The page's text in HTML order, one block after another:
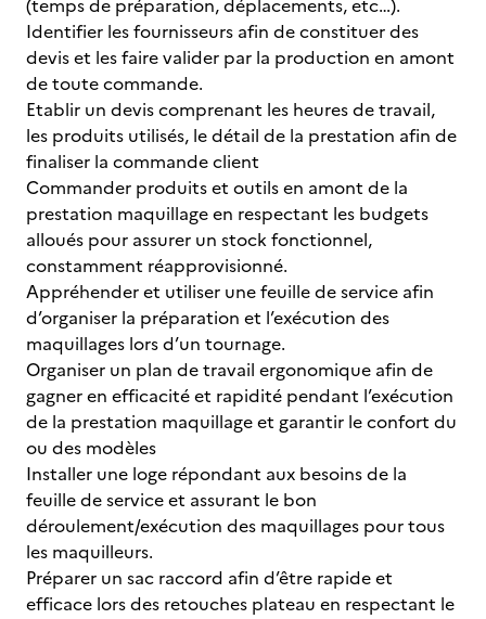
(temps de préparation, déplacements, etc…).
Identifier les fournisseurs afin de constituer des
devis et les faire valider par la production en amont
de toute commande.
Etablir un devis comprenant les heures de travail,
les produits utilisés, le détail de la prestation afin de
finaliser la commande client
Commander produits et outils en amont de la
prestation maquillage en respectant les budgets
alloués pour assurer un stock fonctionnel,
constamment réapprovisionné.
Appréhender et utiliser une feuille de service afin
d’organiser la préparation et l’exécution des
maquillages lors d’un tournage.
Organiser un plan de travail ergonomique afin de
gagner en efficacité et rapidité pendant l’exécution
de la prestation maquillage et garantir le confort du
ou des modèles
Installer une loge répondant aux besoins de la
feuille de service et assurant le bon
déroulement/exécution des maquillages pour tous
les maquilleurs.
Préparer un sac raccord afin d’être rapide et
efficace lors des retouches plateau en respectant le